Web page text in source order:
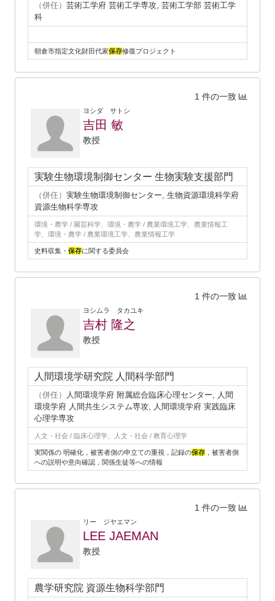
（併任） 芸術工学府 芸術工学専攻, 芸術工学部 芸術工学
科
朝倉市指定文化財田代家保存修復プロジェクト
1 件の一致
ヨシダ サトシ
吉田 敏
教授
実験生物環境制御センター 生物実験支援部門
（併任） 実験生物環境制御センター, 生物資源環境科学府
資源生物科学専攻
環境・農学 / 園芸科学、環境・農学 / 農業環境工学、農業情報工
学、環境・農学 / 農業環境工学、農業情報工学
史料収集・ 保存に関する委員会
1 件の一致
ヨシムラ タカユキ
吉村 隆之
教授
人間環境学研究院 人間科学部門
（併任）
人間環境学府 附属総合臨床心理センター, 人間
環境学府 人間共生システム専攻, 人間環境学府 実践臨床
心理学専攻
人文・社会 / 臨床心理学、人文・社会 / 教育心理学
実関係の 明確化，被害者側の申立ての重視，記録の保存 ，被害者側
への説明や意向確認，関係生徒等への情報
1 件の一致
リー ジヤエマン
LEE JAEMAN
教授
農学研究院 資源生物科学部門